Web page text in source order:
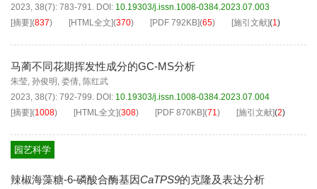
2023, 38(7): 783-791. DOI: 10.19303/j.issn.1008-0384.2023.07.003
[摘要](837) [HTML全文](370) [PDF 792KB](65) [施引文献](1)
马蔺不同花期挥发性成分的GC-MS分析
朱莹, 孙俊明 , 娄倩, 陈红武
2023, 38(7): 792-799. DOI: 10.19303/j.issn.1008-0384.2023.07.004
[摘要](1008) [HTML全文](308) [PDF 870KB](71) [施引文献](2)
园艺科学
辣椒海藻糖-6-磷酸合酶基因CaTPS9的克隆及表达分析